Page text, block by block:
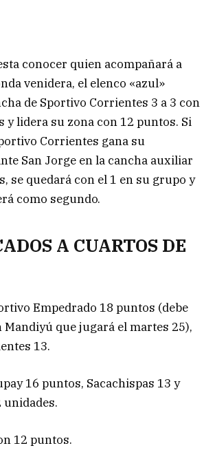
conocer quien acompañará a
venidera, el elenco «azul»
de Sportivo Corrientes 3 a 3 con
y lidera su zona con 12 puntos. Si
Corrientes gana su
San Jorge en la cancha auxiliar
se quedará con el 1 en su grupo y
como segundo.
A CUARTOS DE
Empedrado 18 puntos (debe
que jugará el martes 25),
13.
16 puntos, Sacachispas 13 y
12 puntos.